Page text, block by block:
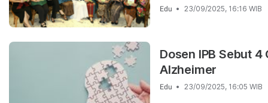
Edu 23/09/2025, 16:16 WIB
Dosen IPB Sebut
Alzheimer
Edu 23/09/2025, 16:05 WIB